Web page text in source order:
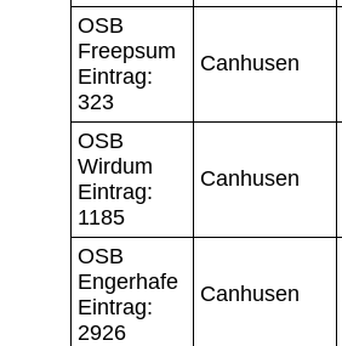
OSB
Freepsum
Eintrag:
323
Canhusen
OSB
Wirdum
Eintrag:
1185
Canhusen
OSB
Engerhafe
Eintrag:
2926
Canhusen